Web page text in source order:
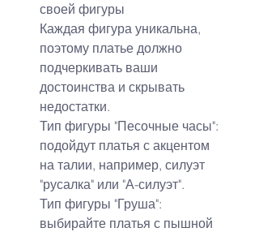
своей фигуры
Каждая фигура уникальна,
поэтому платье должно
подчеркивать ваши
достоинства и скрывать
недостатки.
Тип фигуры "Песочные часы":
подойдут платья с акцентом
на талии, например, силуэт
"русалка" или "А-силуэт".
Тип фигуры "Груша":
выбирайте платья с пышной